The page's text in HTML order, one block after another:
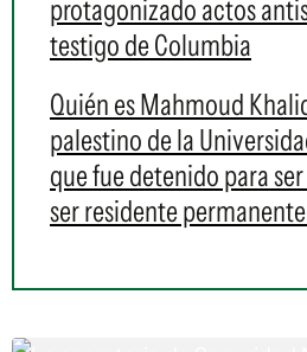
protagonizado actos
testigo de Columbia
Quién es Mahmoud
palestino de la
que fue detenido para
ser residente permanente